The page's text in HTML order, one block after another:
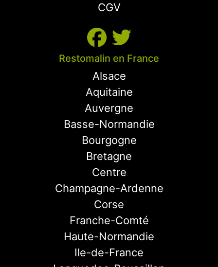
CGV
Restomalin en France
Alsace
Aquitaine
Auvergne
Basse-Normandie
Bourgogne
Bretagne
Centre
Champagne-Ardenne
Corse
Franche-Comté
Haute-Normandie
Ile-de-France